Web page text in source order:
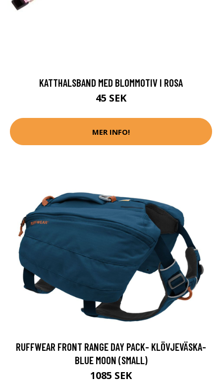
KATTHALSBAND MED BLOMMOTIV I ROSA
45 SEK
MER INFO!
RUFFWEAR FRONT RANGE DAY PACK- KLÖVJEVÄSKA-
BLUE MOON (SMALL)
1085 SEK